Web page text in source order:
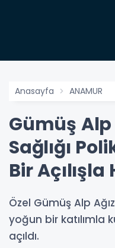
Anasayfa ANAMUR
Gümüş Alp
Sağlığı
Bir
Özel Gümüş Alp
yoğun bir katılımla
açıldı.